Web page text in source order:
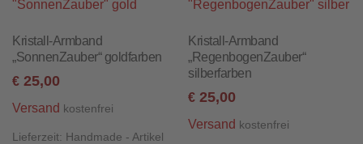
Kristall-Armband
„SonnenZauber“ goldfarben
€ 25,00
Versand kostenfrei
Lieferzeit: Handmade - Artikel
Kristall-Armband
„RegenbogenZauber“
silberfarben
€ 25,00
Versand kostenfrei